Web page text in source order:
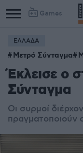
Games
ΕΛΛΑΔΑ
Μετρό Σύνταγμα
Έκλεισε ο
Σύνταγμα
Οι συρμοί
πραγματοποιούν